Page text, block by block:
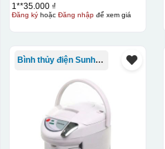
1**35.000 ₫
Đăng kýhoặc Đăng nhậpđể xem giá
Bình thủy điện Sunhouse